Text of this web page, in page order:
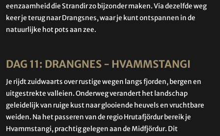
eenzaamheid die Strandir zo bijzonder maken. Via dezelfde weg
keer je terug naar Drangsnes, waar je kunt ontspannen in de
natuurlijke hot pots aan zee.
DAG 11: DRANGNES - HVAMMSTANGI
Je rijdt zuidwaarts over rustige wegen langs fjorden, bergen en
uitgestrekte valleien. Onderweg verandert het landschap
geleidelijk van ruige kust naar glooiende heuvels en vruchtbare
weiden. Na het passeren van de regioHrutafjördurbereik je
Hvammstangi, prachtig gelegen aan deMidfjördur. Dit